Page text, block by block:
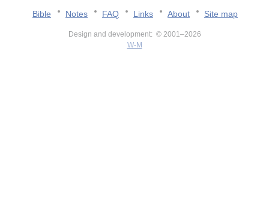
Bible Notes FAQ Links About Site map
Design and development: © 2001–2026
W-M